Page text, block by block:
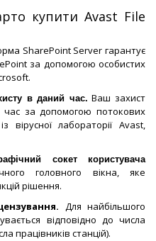
купити Avast File
SharePoint Server гарантує
за допомогою особистих
в даний час. Ваш захист
за допомогою потокових
лабораторії Avast,
сокет користувача
головного вікна, яке
рішення.
Для найбільшого
відповідно до числа
працівників станцій).